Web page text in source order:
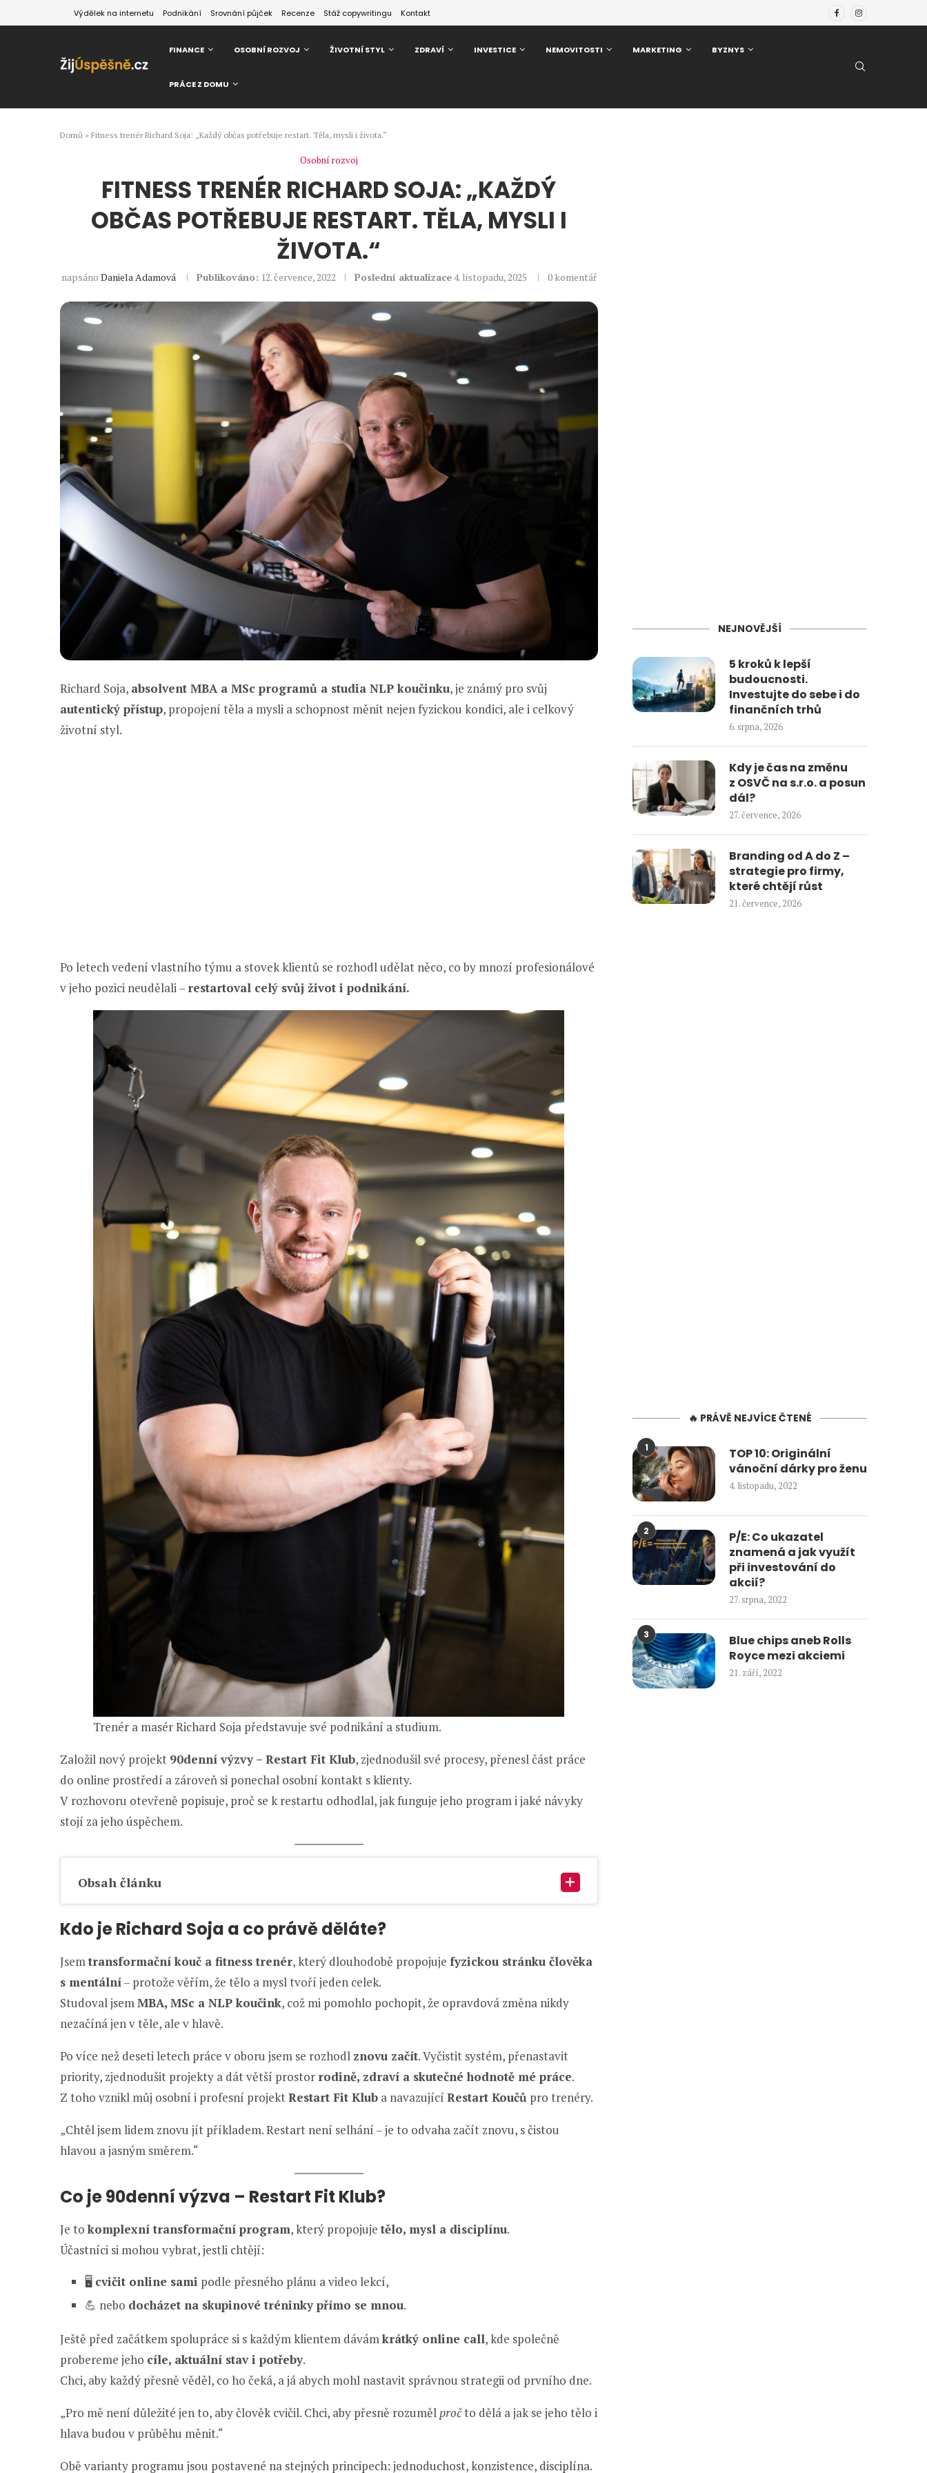
Výdělek na internetu Podnikání Srovnání půjček Recenze Stáž copywritingu Kontakt
FINANCE OSOBNÍ ROZVOJ ŽIVOTNÍ STYL ZDRAVÍ INVESTICE NEMOVITOSTI MARKETING BYZNYS
PRÁCE Z DOMU
Domů » Fitness trenér Richard Soja: „Každý občas potřebuje restart. Těla, mysli i života.“
Osobní rozvoj
FITNESS TRENÉR RICHARD SOJA: „KAŽDÝ
OBČAS POTŘEBUJE RESTART. TĚLA, MYSLI I
ŽIVOTA.“
napsáno Daniela Adamová Publikováno: 12. července, 2022 Poslední aktualizace4. listopadu, 2025 0 komentář
Richard Soja, absolvent MBA a MSc programů a studia NLP koučinku, je známý pro svůj
autentický přístup, propojení těla a mysli a schopnost měnit nejen fyzickou kondici, ale i celkový
životní styl.
Po letech vedení vlastního týmu a stovek klientů se rozhodl udělat něco, co by mnozí profesionálové
v jeho pozici neudělali – restartoval celý svůj život i podnikání.
Trenér a masér Richard Soja představuje své podnikání a studium.
Založil nový projekt 90denní výzvy – Restart Fit Klub, zjednodušil své procesy, přenesl část práce
do online prostředí a zároveň si ponechal osobní kontakt s klienty.
V rozhovoru otevřeně popisuje, proč se k restartu odhodlal, jak funguje jeho program i jaké návyky
stojí za jeho úspěchem.
Obsah článku
Kdo je Richard Soja a co právě děláte?
Jsemtransformační kouč a fitness trenér, který dlouhodobě propojuje fyzickou stránku člověka
s mentální– protože věřím, že tělo a mysl tvoří jeden celek.
Studoval jsemMBA, MSc a NLP koučink, což mi pomohlo pochopit, že opravdová změna nikdy
nezačíná jen v těle, ale v hlavě.
Po více než deseti letech práce v oboru jsem se rozhodl znovu začít. Vyčistit systém, přenastavit
priority, zjednodušit projekty a dát větší prostor rodině, zdraví a skutečné hodnotě mé práce.
Z toho vznikl můj osobní i profesní projektRestart Fit Klub a navazující Restart Koučů pro trenéry.
„Chtěl jsem lidem znovu jít příkladem. Restart není selhání – je to odvaha začít znovu, s čistou
hlavou a jasným směrem.“
Co je 90denní výzva – Restart Fit Klub?
Je to komplexní transformační program, který propojujetělo, mysl a disciplínu.
Účastníci si mohou vybrat, jestli chtějí:
🖥️ cvičit online sami podle přesného plánu a video lekcí,
💪 nebo docházet na skupinové tréninky přímo se mnou.
Ještě před začátkem spolupráce si s každým klientem dávámkrátký online call, kde společně
probereme jeho cíle, aktuální stav i potřeby.
Chci, aby každý přesně věděl, co ho čeká, a já abych mohl nastavit správnou strategii od prvního dne.
„Pro mě není důležité jen to, aby člověk cvičil. Chci, aby přesně rozumělpročto dělá a jak se jeho tělo i
hlava budou v průběhu měnit.“
Obě varianty programu jsou postavené na stejných principech: jednoduchost, konzistence, disciplína.
NEJNOVĚJŠÍ
5 kroků k lepší
budoucnosti.
Investujte do sebe i do
finančních trhů
6. srpna, 2026
Kdy je čas na změnu
z OSVČ na s.r.o. a posun
dál?
27. července, 2026
Branding od A do Z –
strategie pro firmy,
které chtějí růst
21. července, 2026
🔥 PRÁVĚ NEJVÍCE ČTENÉ
1
TOP 10: Originální
vánoční dárky pro ženu
4. listopadu, 2022
2
P/E: Co ukazatel
znamená a jak využít
při investování do
akcií?
27. srpna, 2022
3
Blue chips aneb Rolls
Royce mezi akciemi
21. září, 2022